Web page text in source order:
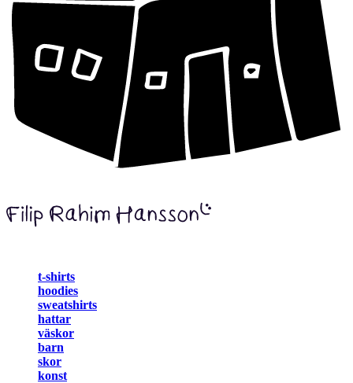
t-shirts
hoodies
sweatshirts
hattar
väskor
barn
skor
konst